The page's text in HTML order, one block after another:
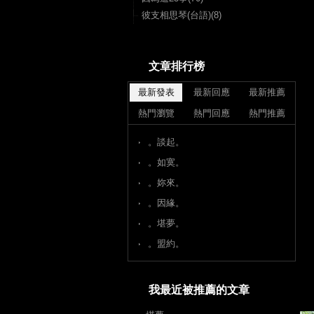
彼支相思琴(台語)(8)
文章排行榜
最新發表 最新回應
最新推薦
熱門瀏覽
熱門回應 熱門推薦
。談起。
。如寞。
。妳來。
。因緣。
。堪夢。
。盟約。
我最近被推薦的文章